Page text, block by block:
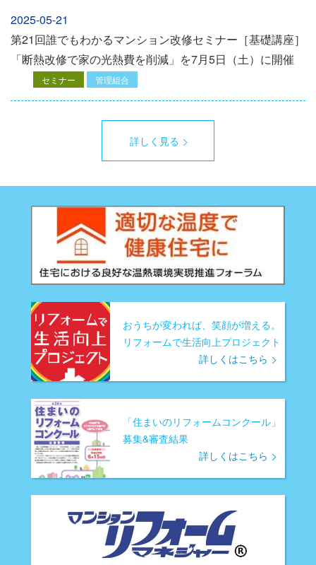
2025-05-21
第21回誰でもわかるマンション改修セミナー［基礎講座］
「断熱改修で家の光熱費を削減」を7月5日（土）に開催
セミナー 管理組合
詳しく見る
おうちが変われば、笑顔が増える。
リフォームで生活向上プロジェクト
詳しくはこちら
「住まいのリフォームコンクール」
募集&審査結果
詳しくはこちら